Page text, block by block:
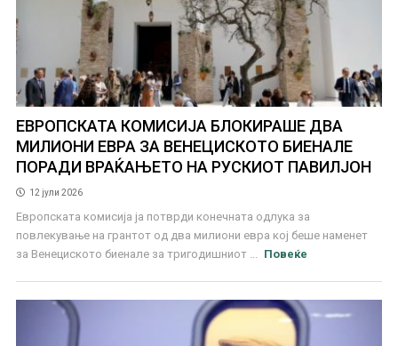
ЕВРОПСКАТА КОМИСИЈА БЛОКИРАШЕ ДВА
МИЛИОНИ ЕВРА ЗА ВЕНЕЦИСКОТО БИЕНАЛЕ
ПОРАДИ ВРАЌАЊЕТО НА РУСКИОТ ПАВИЛЈОН
12 јули 2026
Европската комисија ја потврди конечната одлука за
повлекување на грантот од два милиони евра кој беше наменет
за Венециското биенале за тригодишниот ...
Повеќе